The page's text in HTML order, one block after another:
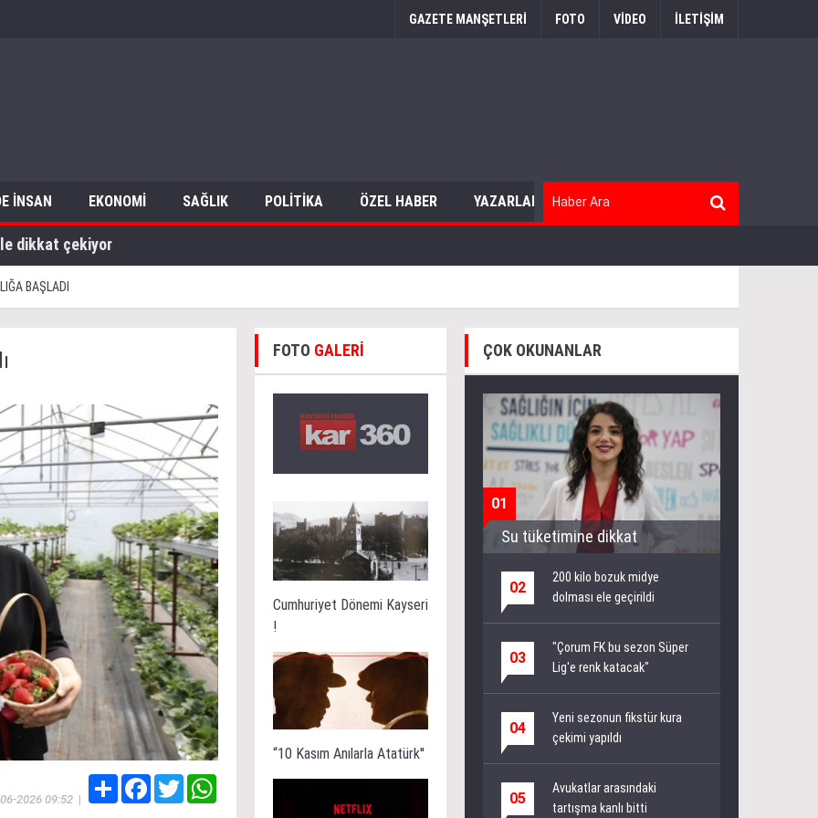
GAZETE MANŞETLERİ FOTO VİDEO İLETİŞİM
İNSAN EKONOMİ SAĞLIK POLİTİKA ÖZEL HABER YAZARLAR
dikkat çekiyor
BAŞLADI
2026 09:52|
Share FacebookTwitterWhatsApp
FOTO GALERİ
Cumhuriyet Dönemi Kayseri
!
“10 Kasım Anılarla Atatürk''
ÇOK OKUNANLAR
01
Su tüketimine dikkat
02
200 kilo bozuk midye
dolması ele geçirildi
03
"Çorum FK bu sezon Süper
Lig'e renk katacak"
04
Yeni sezonun fikstür kura
çekimi yapıldı
05
Avukatlar arasındaki
tartışma kanlı bitti